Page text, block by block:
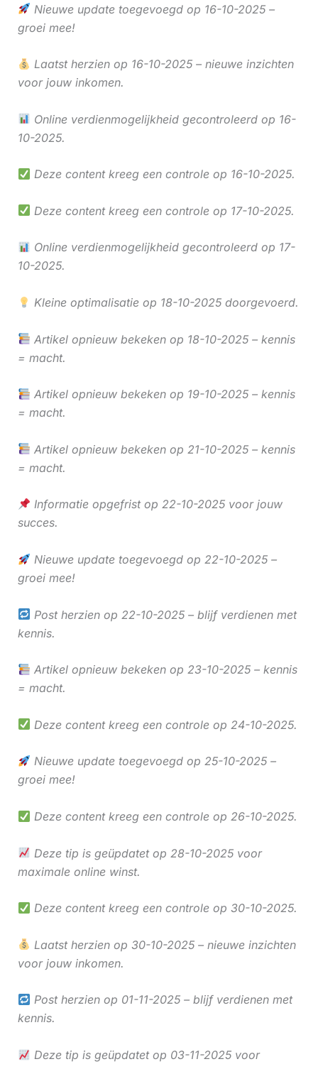
Nieuwe update toegevoegd op 16-10-2025 –
groei mee!
Laatst herzien op 16-10-2025 – nieuwe inzichten
voor jouw inkomen.
Online verdienmogelijkheid gecontroleerd op 16-
10-2025.
Deze content kreeg een controle op 16-10-2025.
Deze content kreeg een controle op 17-10-2025.
Online verdienmogelijkheid gecontroleerd op 17-
10-2025.
Kleine optimalisatie op 18-10-2025 doorgevoerd.
Artikel opnieuw bekeken op 18-10-2025 – kennis
= macht.
Artikel opnieuw bekeken op 19-10-2025 – kennis
= macht.
Artikel opnieuw bekeken op 21-10-2025 – kennis
= macht.
Informatie opgefrist op 22-10-2025 voor jouw
succes.
Nieuwe update toegevoegd op 22-10-2025 –
groei mee!
Post herzien op 22-10-2025 – blijf verdienen met
kennis.
Artikel opnieuw bekeken op 23-10-2025 – kennis
= macht.
Deze content kreeg een controle op 24-10-2025.
Nieuwe update toegevoegd op 25-10-2025 –
groei mee!
Deze content kreeg een controle op 26-10-2025.
Deze tip is geüpdatet op 28-10-2025 voor
maximale online winst.
Deze content kreeg een controle op 30-10-2025.
Laatst herzien op 30-10-2025 – nieuwe inzichten
voor jouw inkomen.
Post herzien op 01-11-2025 – blijf verdienen met
kennis.
Deze tip is geüpdatet op 03-11-2025 voor